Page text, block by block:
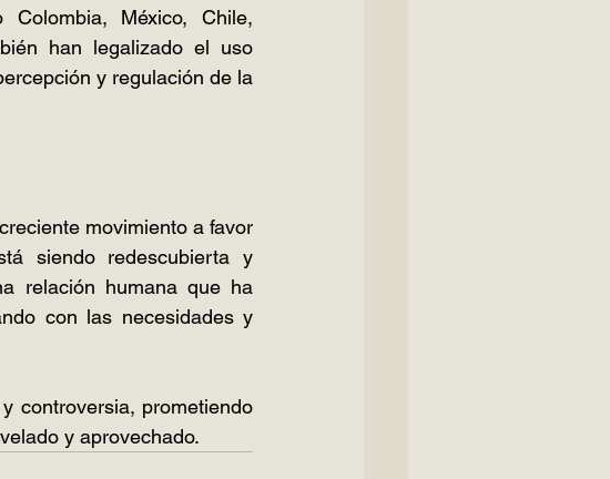
México, Chile,
han legalizado el uso
y regulación de la
movimiento a favor
siendo redescubierta y
relación humana que ha
con las necesidades y
controversia, prometiendo
y aprovechado.